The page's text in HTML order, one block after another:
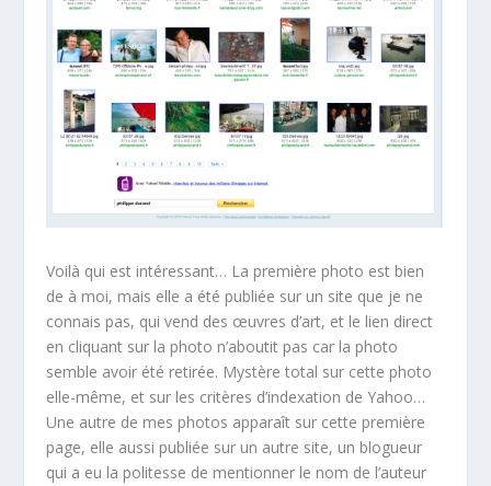
Voilà qui est intéressant… La première photo est bien
de à moi, mais elle a été publiée sur un site que je ne
connais pas, qui vend des œuvres d’art, et le lien direct
en cliquant sur la photo n’aboutit pas car la photo
semble avoir été retirée. Mystère total sur cette photo
elle-même, et sur les critères d’indexation de Yahoo…
Une autre de mes photos apparaît sur cette première
page, elle aussi publiée sur un autre site, un blogueur
qui a eu la politesse de mentionner le nom de l’auteur